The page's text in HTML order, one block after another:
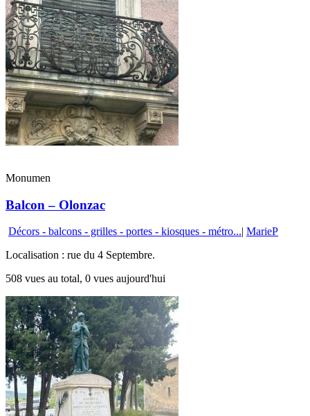
Monumen
Balcon – Olonzac
Décors - balcons - grilles - portes - kiosques - métro...| MarieP
Localisation : rue du 4 Septembre.
508 vues au total, 0 vues aujourd'hui